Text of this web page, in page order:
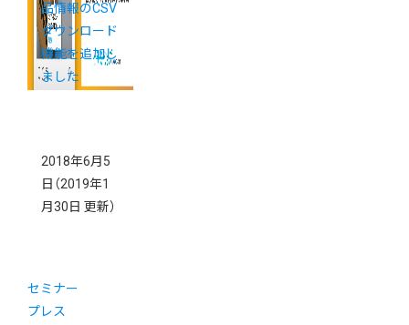
品情報のCSV
ダウンロード
機能を追加し
ました
2018年6月5
日 （2019年1
月30日 更新）
セミナー
プレス